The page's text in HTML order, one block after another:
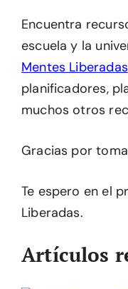
Encuentra
escuela y la
Mentes Liberadas
planificadores,
muchos otros
Gracias por
Te espero en el
Liberadas.
Artículos